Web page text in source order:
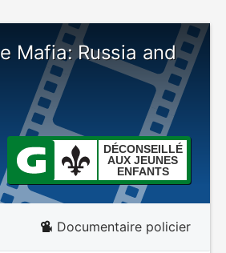
Mafia: Russia and
DÉCONSEILLÉ
AUX JEUNES
ENFANTS
Documentaire policier